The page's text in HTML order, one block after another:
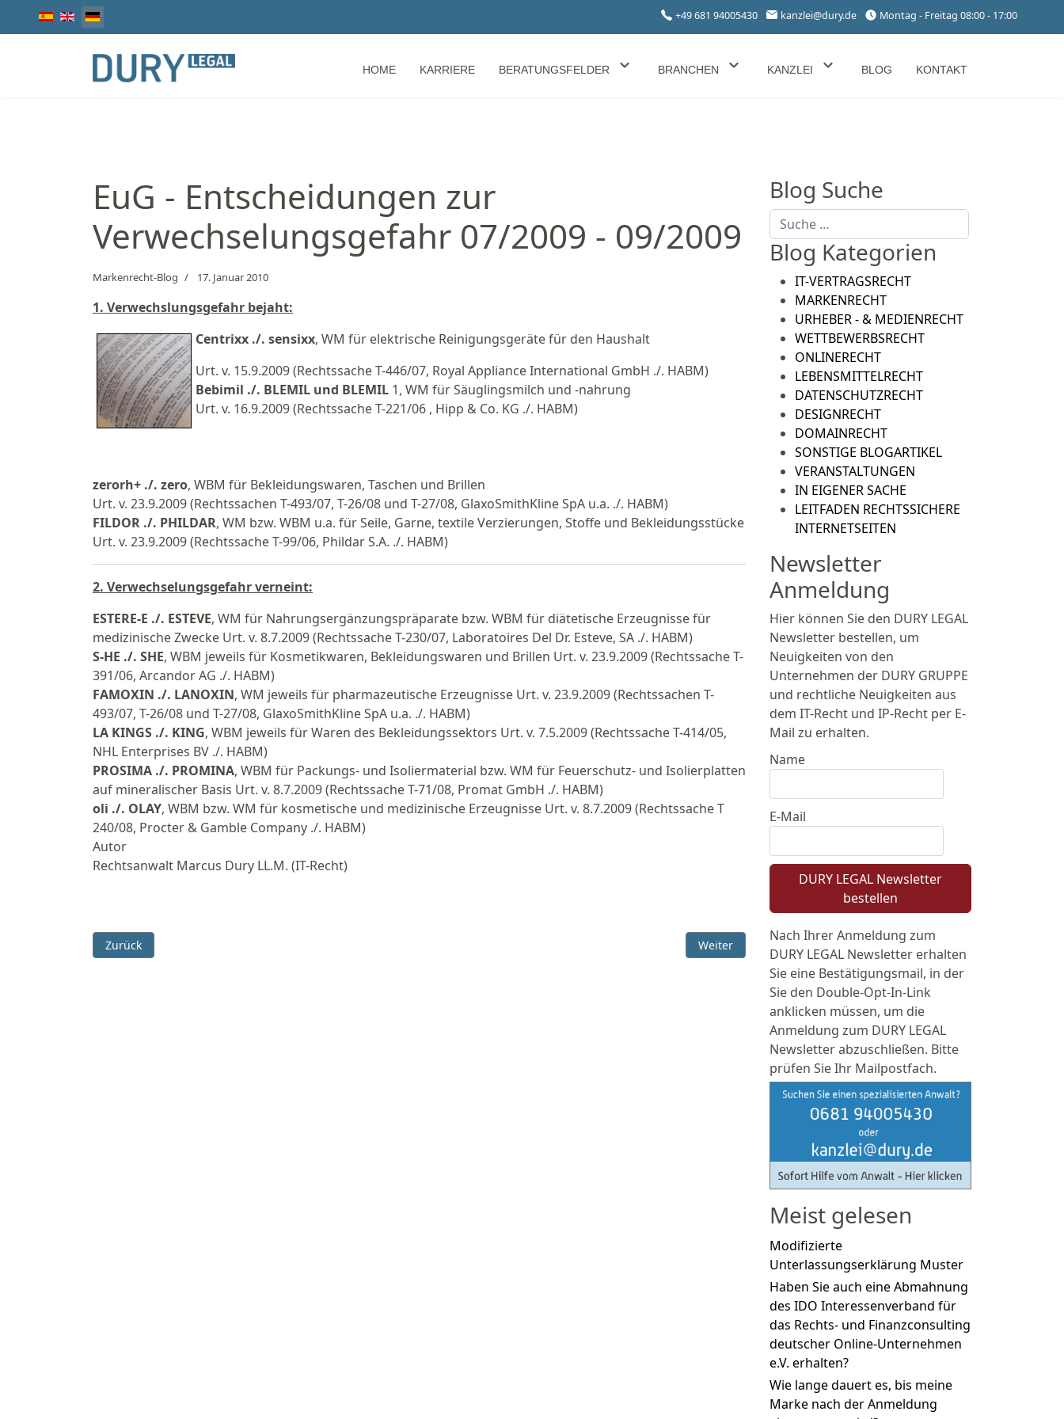
Sprache auswählen +49 681 94005430 kanzlei@dury.de Montag - Freitag 08:00 - 17:00
HOME KARRIERE BERATUNGSFELDER BRANCHEN KANZLEI BLOG KONTAKT
EuG - Entscheidungen zur
Verwechselungsgefahr 07/2009 - 09/2009
Markenrecht-Blog 17. Januar 2010
1. Verwechslungsgefahr bejaht:
Centrixx ./. sensixx, WM für elektrische Reinigungsgeräte für den Haushalt
Urt. v. 15.9.2009 (Rechtssache T-446/07, Royal Appliance International GmbH ./. HABM)
Bebimil ./. BLEMIL und BLEMIL 1, WM für Säuglingsmilch und -nahrung
Urt. v. 16.9.2009 (Rechtssache T-221/06 , Hipp & Co. KG ./. HABM)
zerorh+ ./. zero, WBM für Bekleidungswaren, Taschen und Brillen
Urt. v. 23.9.2009 (Rechtssachen T-493/07, T-26/08 und T-27/08, GlaxoSmithKline SpA u.a. ./. HABM)
FILDOR ./. PHILDAR, WM bzw. WBM u.a. für Seile, Garne, textile Verzierungen, Stoffe und Bekleidungsstücke
Urt. v. 23.9.2009 (Rechtssache T-99/06, Phildar S.A. ./. HABM)
2. Verwechselungsgefahr verneint:
ESTERE-E ./. ESTEVE, WM für Nahrungsergänzungspräparate bzw. WBM für diätetische Erzeugnisse für
medizinische Zwecke Urt. v. 8.7.2009 (Rechtssache T-230/07, Laboratoires Del Dr. Esteve, SA ./. HABM)
S-HE ./. SHE, WBM jeweils für Kosmetikwaren, Bekleidungswaren und Brillen Urt. v. 23.9.2009 (Rechtssache T-
391/06, Arcandor AG ./. HABM)
FAMOXIN ./. LANOXIN, WM jeweils für pharmazeutische Erzeugnisse Urt. v. 23.9.2009 (Rechtssachen T-
493/07, T-26/08 und T-27/08, GlaxoSmithKline SpA u.a. ./. HABM)
LA KINGS ./. KING, WBM jeweils für Waren des Bekleidungssektors Urt. v. 7.5.2009 (Rechtssache T-414/05,
NHL Enterprises BV ./. HABM)
PROSIMA ./. PROMINA, WBM für Packungs- und Isoliermaterial bzw. WM für Feuerschutz- und Isolierplatten
auf mineralischer Basis Urt. v. 8.7.2009 (Rechtssache T-71/08, Promat GmbH ./. HABM)
oli ./. OLAY, WBM bzw. WM für kosmetische und medizinische Erzeugnisse Urt. v. 8.7.2009 (Rechtssache T
240/08, Procter & Gamble Company ./. HABM)
Autor
Rechtsanwalt Marcus Dury LL.M. (IT-Recht)
Vorheriger Beitrag: BGH - Keine Markenverletzung durch Zeichen "CCCP" und "DDR" auf Bekleidung - Az.: I ZR 82/08 und I ZR 92/08
Zurück Nächster Beitrag: BGH - Wirksamkeit einer einstweiligen Verfügung
Weiter
Blog Suche
Suchen
Blog Kategorien
IT-VERTRAGSRECHT
MARKENRECHT
URHEBER - & MEDIENRECHT
WETTBEWERBSRECHT
ONLINERECHT
LEBENSMITTELRECHT
DATENSCHUTZRECHT
DESIGNRECHT
DOMAINRECHT
SONSTIGE BLOGARTIKEL
VERANSTALTUNGEN
IN EIGENER SACHE
LEITFADEN RECHTSSICHERE
INTERNETSEITEN
Newsletter
Anmeldung
Hier können Sie den DURY LEGAL
Newsletter bestellen, um
Neuigkeiten von den
Unternehmen der DURY GRUPPE
und rechtliche Neuigkeiten aus
dem IT-Recht und IP-Recht per E-
Mail zu erhalten.
Name
E-Mail
DURY LEGAL Newsletter
bestellen
Nach Ihrer Anmeldung zum
DURY LEGAL Newsletter erhalten
Sie eine Bestätigungsmail, in der
Sie den Double-Opt-In-Link
anklicken müssen, um die
Anmeldung zum DURY LEGAL
Newsletter abzuschließen. Bitte
prüfen Sie Ihr Mailpostfach.
Meist gelesen
Modifizierte
Unterlassungserklärung Muster
Haben Sie auch eine Abmahnung
des IDO Interessenverband für
das Rechts- und Finanzconsulting
deutscher Online-Unternehmen
e.V. erhalten?
Wie lange dauert es, bis meine
Marke nach der Anmeldung